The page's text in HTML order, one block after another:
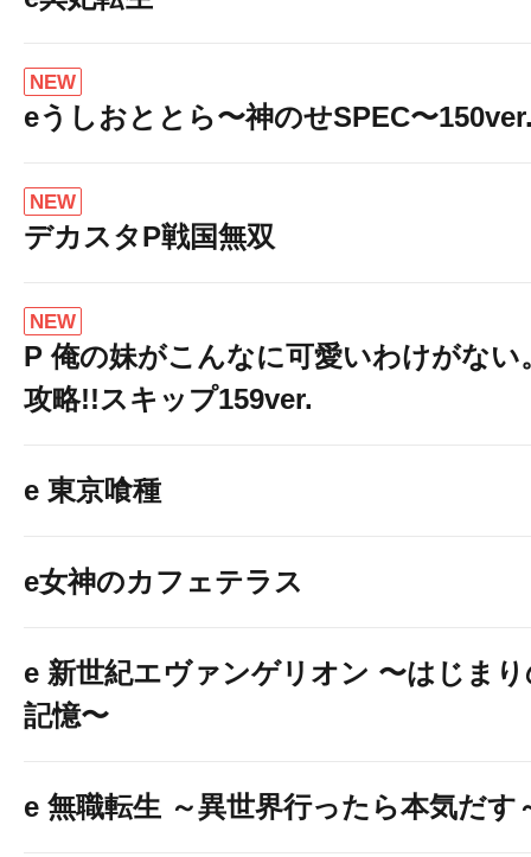
NEW
eうしおととら〜神のせSPEC〜
NEW
デカスタP戦国無双
NEW
P 俺の妹がこんなに可愛いわけがない
攻略!!スキップ159ver.
e 東京喰種
e女神のカフェテラス
e 新世紀エヴァンゲリオン 〜はじま
記憶〜
e 無職転生 ～異世界行ったら本気だす